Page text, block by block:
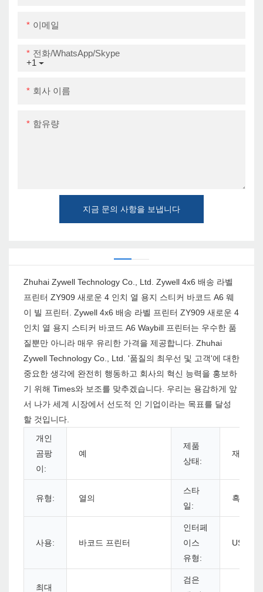
이메일
+1
전화/WhatsApp/Skype
회사 이름
함유량
지금 문의 사항을 보냅니다
Zhuhai Zywell Technology Co., Ltd. Zywell 4x6 배송 라벨
프린터 ZY909 새로운 4 인치 열 용지 스티커 바코드 A6 웨
이 빌 프린터. Zywell 4x6 배송 라벨 프린터 ZY909 새로운 4
인치 열 용지 스티커 바코드 A6 Waybill 프린터는 우수한 품
질뿐만 아니라 매우 유리한 가격을 제공합니다. Zhuhai
Zywell Technology Co., Ltd. '품질의 최우선 및 고객'에 대한
중요한 생각에 완전히 행동하고 회사의 혁신 능력을 홍보하
기 위해 Times와 보조를 맞추겠습니다. 우리는 용감하게 앞
서 나가 세계 시장에서 선도적 인 기업이라는 목표를 달성
할 것입니다.
개인
곰팡
이:
예
제품
상태:
재고
유형: 열의
스타
일:
흑백
사용: 바코드 프린터
인터페
이스
유형:
최대
검은